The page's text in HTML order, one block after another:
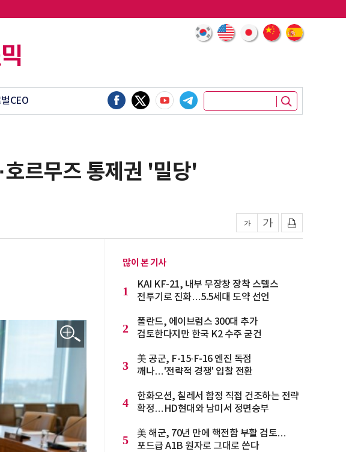
CEO
르무즈 통제권 '밀당'
많이 본 기사
1
KAI KF-21, 내부 무장창 장착 스텔스
전투기로 진화…5.5세대 도약 선언
2
폴란드, 에이브럼스 300대 추가
검토한다지만 한국 K2 수주 굳건
3
美 공군, F-15·F-16 엔진 독점
깨나…'전략적 경쟁' 입찰 전환
4
한화오션, 칠레서 함정 직접 건조하는 전략
확정…HD현대와 남미서 정면승부
5
美 해군, 70년 만에 핵전함 부활 검토…
포드급 A1B 원자로 그대로 쓴다